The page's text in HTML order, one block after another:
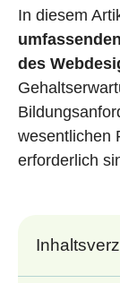
In diesem
des
wesentlichen
erforderlich